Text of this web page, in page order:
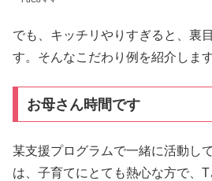
でも、キッチリやりすぎると、裏
す。そんなこだわり例を紹介します
お母さん時間です
某支援プログラムで一緒に活動し
は、子育てにとても熱心な方で、